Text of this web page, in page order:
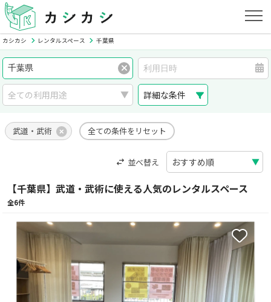
カシカシ レンタルスペース 千葉県
詳細な条件
武道・武術 全ての条件をリセット
並べ替え
【千葉県】武道・武術に使える人気のレンタルスペース
全6件